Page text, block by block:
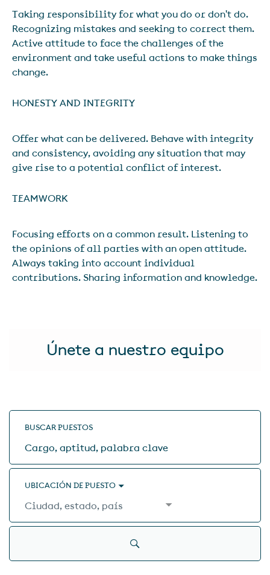
Taking responsibility for what you do or don't do.
Recognizing mistakes and seeking to correct them.
Active attitude to face the challenges of the
environment and take useful actions to make things
change.
HONESTY AND INTEGRITY
Offer what can be delivered. Behave with integrity
and consistency, avoiding any situation that may
give rise to a potential conflict of interest.
TEAMWORK
Focusing efforts on a common result. Listening to
the opinions of all parties with an open attitude.
Always taking into account individual
contributions. Sharing information and knowledge.
Únete a nuestro equipo
BUSCAR PUESTOS
Cargo,
palabra
UBICACIÓN DE PUESTO
Ciudad,
país